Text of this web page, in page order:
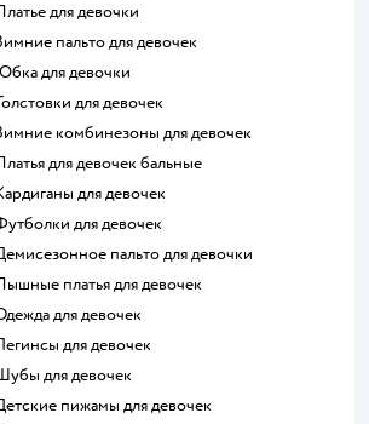
Платье для девочки
Зимние пальто для девочек
Юбка для девочки
Толстовки для девочек
Зимние комбинезоны для девочек
Платья для девочек бальные
Кардиганы для девочек
Футболки для девочек
Демисезонное пальто для девочки
Пышные платья для девочек
Одежда для девочек
Легинсы для девочек
Шубы для девочек
Детские пижамы для девочек